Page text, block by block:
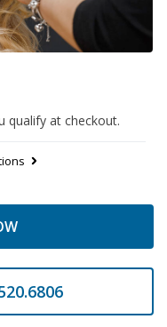
qualify at checkout.